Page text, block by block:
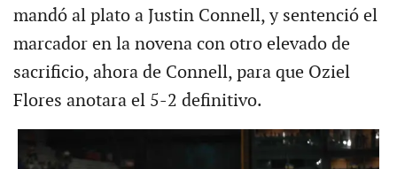
mandó al plato a Justin Connell, y sentenció el
marcador en la novena con otro elevado de
sacrificio, ahora de Connell, para que Oziel
Flores anotara el 5-2 definitivo.